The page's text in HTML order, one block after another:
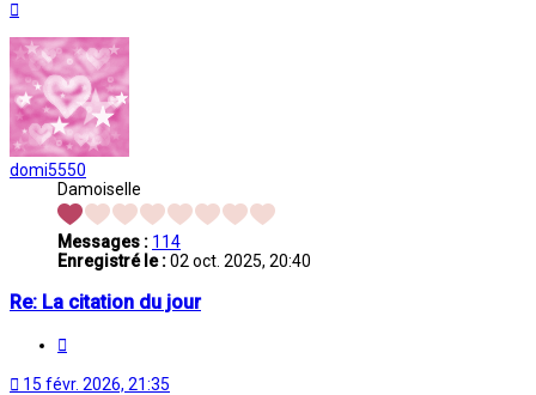
domi5550
Damoiselle
Messages : 114
Enregistré le :02 oct. 2025, 20:40
Re: La citation du jour
15 févr. 2026, 21:35